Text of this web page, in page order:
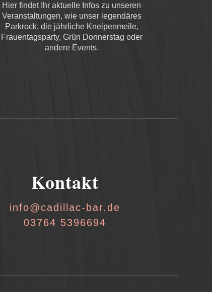
Hier findet Ihr aktuelle Infos zu unseren
Veranstaltungen, wie unser legendäres
Parkrock, die jährliche Kneipenmeile,
Frauentagsparty, Grün Donnerstag oder
andere Events.
Kontakt
info@cadillac-bar.de
03764 5396694